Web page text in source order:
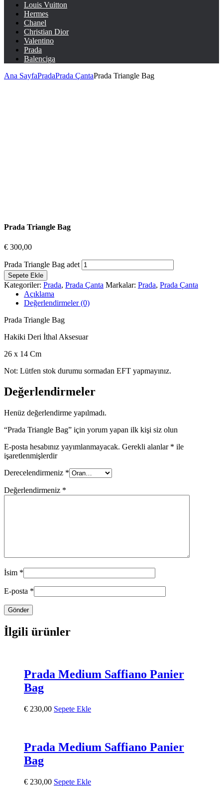
Louis Vuitton
Hermes
Chanel
Christian Dior
Valentino
Prada
Balenciga
Ana SayfaPradaPrada ÇantaPrada Triangle Bag
Prada Triangle Bag
€ 300,00
Prada Triangle Bag adet
Sepete Ekle
Kategoriler: Prada, Prada Çanta Markalar: Prada, Prada Çanta
Açıklama
Değerlendirmeler (0)
Prada Triangle Bag
Hakiki Deri İthal Aksesuar
26 x 14 Cm
Not: Lütfen stok durumu sormadan EFT yapmayınız.
Değerlendirmeler
Henüz değerlendirme yapılmadı.
“Prada Triangle Bag” için yorum yapan ilk kişi siz olun
E-posta hesabınız yayımlanmayacak. Gerekli alanlar * ile
işaretlenmişlerdir
Derecelendirmeniz *
Değerlendirmeniz *
İsim *
E-posta *
İlgili ürünler
Prada Medium Saffiano Panier
Bag
€ 230,00 Sepete Ekle
Prada Medium Saffiano Panier
Bag
€ 230,00 Sepete Ekle